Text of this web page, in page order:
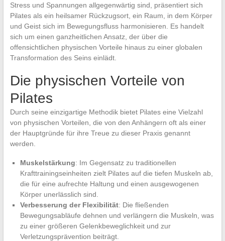
Stress und Spannungen allgegenwärtig sind, präsentiert sich
Pilates als ein heilsamer Rückzugsort, ein Raum, in dem Körper
und Geist sich im Bewegungsfluss harmonisieren. Es handelt
sich um einen ganzheitlichen Ansatz, der über die
offensichtlichen physischen Vorteile hinaus zu einer globalen
Transformation des Seins einlädt.
Die physischen Vorteile von
Pilates
Durch seine einzigartige Methodik bietet Pilates eine Vielzahl
von physischen Vorteilen, die von den Anhängern oft als einer
der Hauptgründe für ihre Treue zu dieser Praxis genannt
werden.
Muskelstärkung: Im Gegensatz zu traditionellen
Krafttrainingseinheiten zielt Pilates auf die tiefen Muskeln ab,
die für eine aufrechte Haltung und einen ausgewogenen
Körper unerlässlich sind.
Verbesserung der Flexibilität: Die fließenden
Bewegungsabläufe dehnen und verlängern die Muskeln, was
zu einer größeren Gelenkbeweglichkeit und zur
Verletzungsprävention beiträgt.